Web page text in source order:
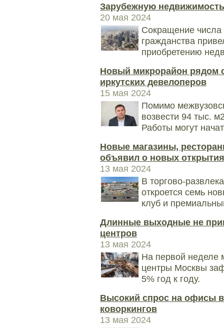
Зарубежную
20 мая 2024
Сокращение
гражданства
приобретению
Новый микрорайон рядом
иркутских девелоперов
15 мая 2024
Помимо
возвести 94 тыс.
Работы могут
Новые магазины,
объявил о новых
13 мая 2024
В торгово-
откроется семь
клуб и
Длинные выходные не
центров
13 мая 2024
На первой неделе
центры Москвы
5% год к году.
Высокий спрос на офисы
коворкингов
13 мая 2024